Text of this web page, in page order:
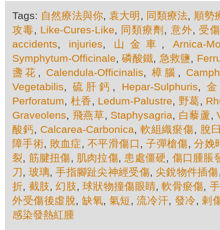
Tags: 自然療法與你,袁大明 , 同類療法, 順勢
攻毒, Like-Cures-Like, 同類療劑 , 意外, 受傷
accidents, injuries, 山金車 ,Arnica-
Symphytum-Officinale,磷酸鐵, 急救鹽,
盞花 , Calendula-Officinalis,樟腦 ,
Vegetabilis,硫肝鈣 , Hepar-Sulphuris,
Perforatum, 杜香, Ledum-Palustre, 野葛,
Graveolens, 飛燕草, Staphysagria, 白藜蘆,
酸鈣, Calcarea-Carbonica, 軟組織瘀傷, 脫
障手術, 敗血症,不平滑傷口 ,子彈槍傷,分娩
裂, 筋腱扭傷, 肌肉拉傷, 患處僵硬, 傷口腫脹
刀, 玻璃,手指腳趾尖神經受傷, 尖銳物件插傷
折, 截肢,幻肢,球狀物撞傷眼睛,軟骨瘀傷,
外受傷後虛脫, 缺氧, 氣短,流冷汗, 發冷, 剌
感染發熱紅腫